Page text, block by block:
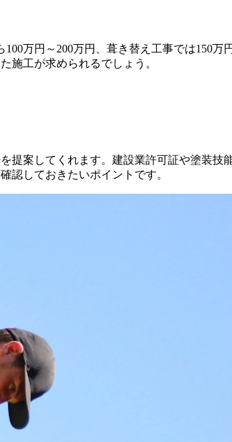
万円～200万円、葺き替え工事では150万
施工が求められるでしょう。
案してくれます。建設業許可証や塗装技
認しておきたいポイントです。